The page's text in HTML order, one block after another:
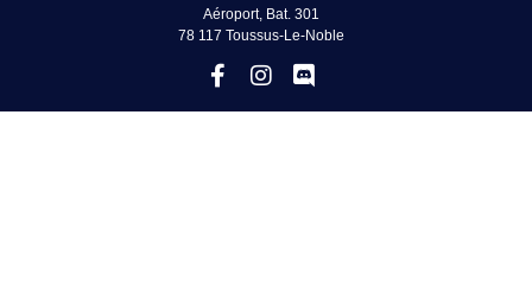
Aéroport, Bat. 301
78 117 Toussus-Le-Noble